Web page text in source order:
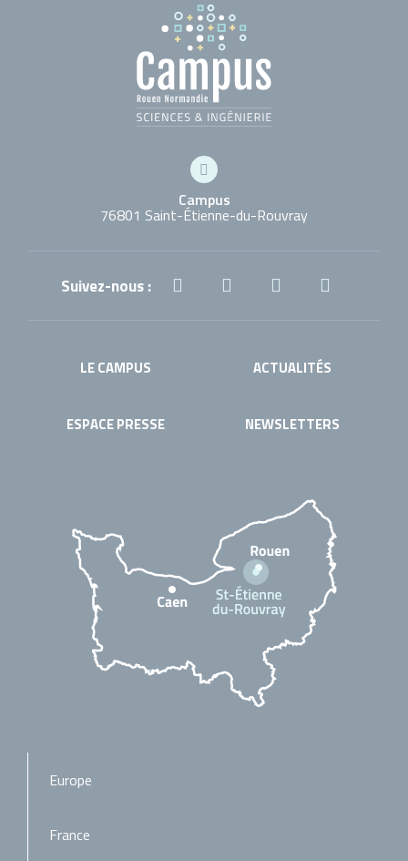
Campus
76801 Saint-Étienne-du-Rouvray
Suivez-nous :
LE CAMPUS ACTUALITÉS
ESPACE PRESSE NEWSLETTERS
Europe
France